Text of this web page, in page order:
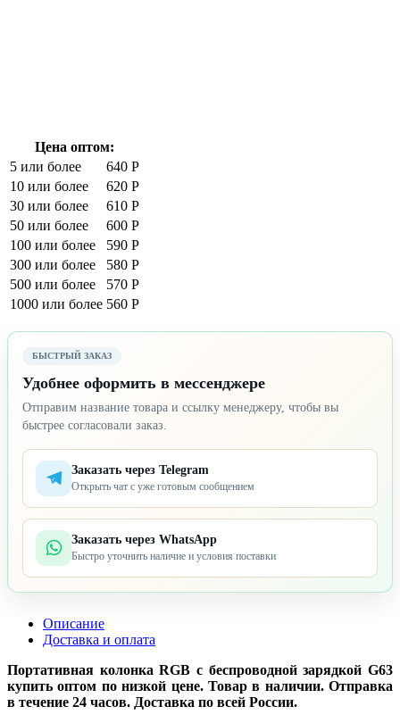
Цена оптом:
5 или более
640 Р
10 или более
620 Р
30 или более
610 Р
50 или более
600 Р
100 или более
590 Р
300 или более
580 Р
500 или более
570 Р
1000 или более 560 Р
БЫСТРЫЙ ЗАКАЗ
Удобнее оформить в мессенджере
Отправим название товара и ссылку менеджеру, чтобы вы
быстрее согласовали заказ.
Заказать через Telegram
Открыть чат с уже готовым сообщением
Заказать через WhatsApp
Быстро уточнить наличие и условия поставки
Описание
Доставка и оплата
Портативная колонка RGB с беспроводной зарядкой G63
купить оптом по низкой цене. Товар в наличии. Отправка
в течение 24 часов. Доставка по всей России.